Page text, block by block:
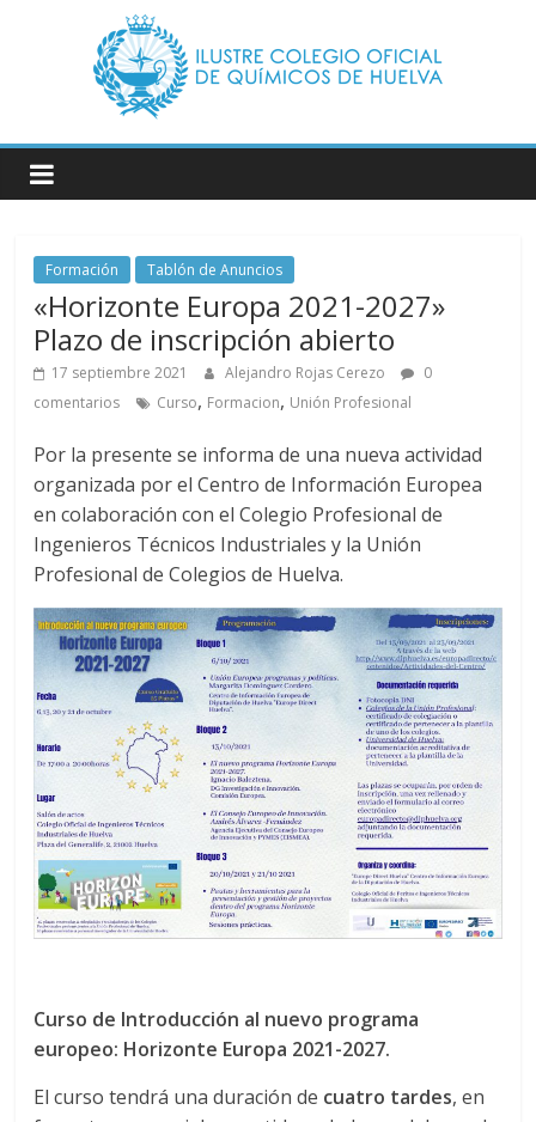
Ilustre
Colegio
Oficial
de
Químicos
–
Huelva
Página
del
Ilustre
Colegio
Oficial
de
Químicos
Huelva
Formación Tablón de Anuncios
«Horizonte Europa 2021-2027»
Plazo de inscripción abierto
17 septiembre 2021 Alejandro Rojas Cerezo
0
comentarios
Curso, Formacion, Unión Profesional
Por la presente se informa de una nueva actividad
organizada por el Centro de Información Europea
en colaboración con el Colegio Profesional de
Ingenieros Técnicos Industriales y la Unión
Profesional de Colegios de Huelva.
Curso de Introducción al nuevo programa
europeo: Horizonte Europa 2021-2027.
El curso tendrá una duración de cuatro tardes, en